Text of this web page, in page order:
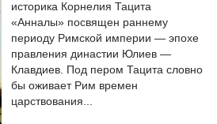
историка Корнелия Тацита
«Анналы» посвящен раннему
периоду Римской империи — эпохе
правления династии Юлиев —
Клавдиев. Под пером Тацита словно
бы оживает Рим времен
царствования...